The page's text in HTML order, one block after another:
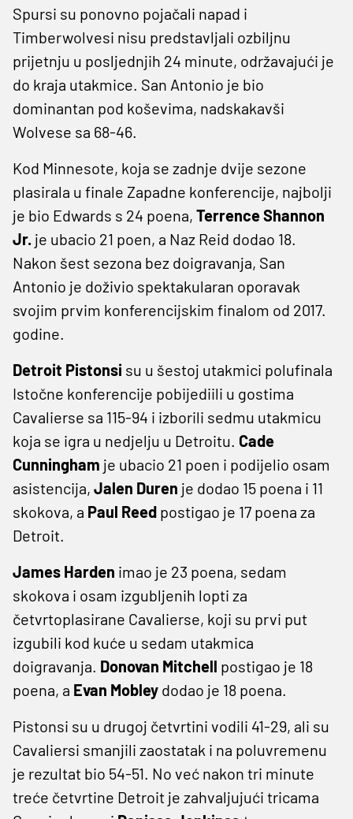
Spursi su ponovno pojačali napad i
Timberwolvesi nisu predstavljali ozbiljnu
prijetnju u posljednjih 24 minute, održavajući je
do kraja utakmice. San Antonio je bio
dominantan pod koševima, nadskakavši
Wolvese sa 68-46.
Kod Minnesote, koja se zadnje dvije sezone
plasirala u finale Zapadne konferencije, najbolji
je bio Edwards s 24 poena, Terrence Shannon
Jr. je ubacio 21 poen, a Naz Reid dodao 18.
Nakon šest sezona bez doigravanja, San
Antonio je doživio spektakularan oporavak
svojim prvim konferencijskim finalom od 2017.
godine.
Detroit Pistonsi su u šestoj utakmici polufinala
Istočne konferencije pobijediili u gostima
Cavalierse sa 115-94 i izborili sedmu utakmicu
koja se igra u nedjelju u Detroitu. Cade
Cunningham je ubacio 21 poen i podijelio osam
asistencija, Jalen Duren je dodao 15 poena i 11
skokova, a Paul Reed postigao je 17 poena za
Detroit.
James Harden imao je 23 poena, sedam
skokova i osam izgubljenih lopti za
četvrtoplasirane Cavalierse, koji su prvi put
izgubili kod kuće u sedam utakmica
doigravanja. Donovan Mitchell postigao je 18
poena, a Evan Mobley dodao je 18 poena.
Pistonsi su u drugoj četvrtini vodili 41-29, ali su
Cavaliersi smanjili zaostatak i na poluvremenu
je rezultat bio 54-51. No već nakon tri minute
treće četvrtine Detroit je zahvaljujući tricama